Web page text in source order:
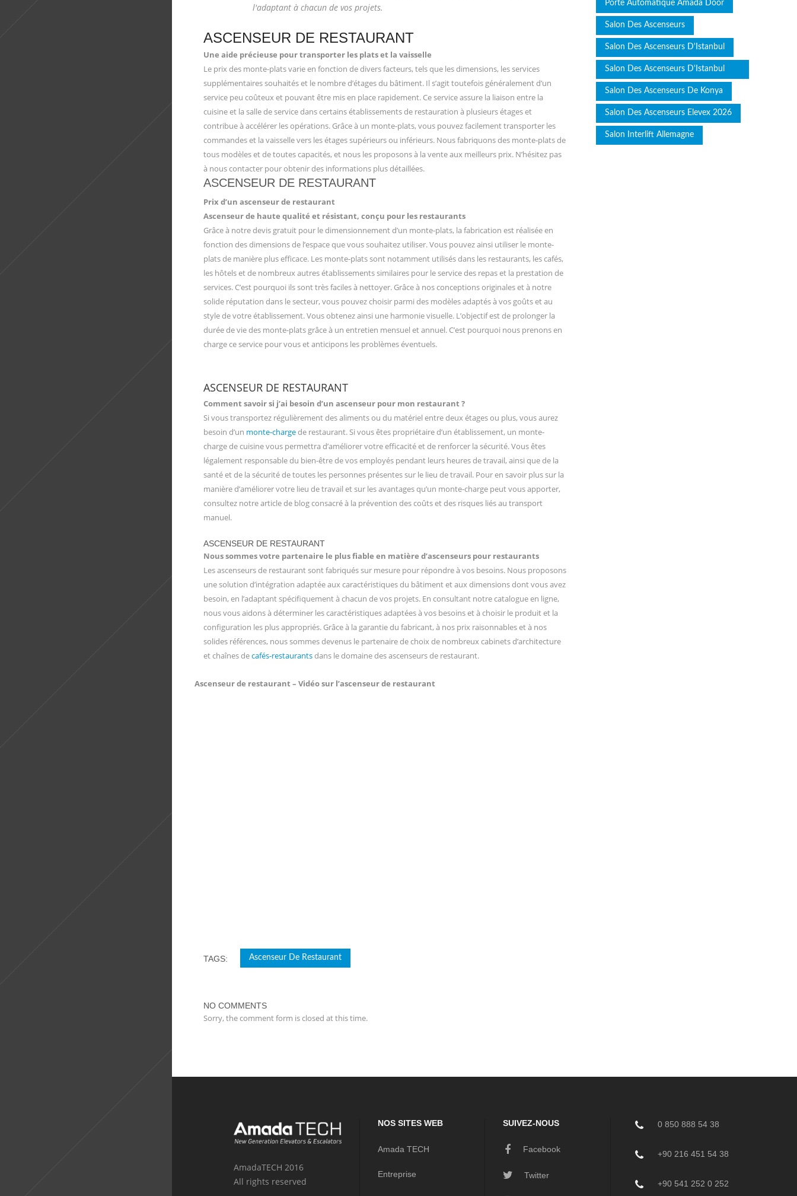
l'adaptant à chacun de vos projets.
ASCENSEUR DE RESTAURANT
Une aide précieuse pour transporter les plats et la vaisselle
Le prix des monte-plats varie en fonction de divers facteurs, tels que les dimensions, les services
supplémentaires souhaités et le nombre d’étages du bâtiment. Il s’agit toutefois généralement d’un
service peu coûteux et pouvant être mis en place rapidement. Ce service assure la liaison entre la
cuisine et la salle de service dans certains établissements de restauration à plusieurs étages et
contribue à accélérer les opérations. Grâce à un monte-plats, vous pouvez facilement transporter les
commandes et la vaisselle vers les étages supérieurs ou inférieurs. Nous fabriquons des monte-plats de
tous modèles et de toutes capacités, et nous les proposons à la vente aux meilleurs prix. N’hésitez pas
à nous contacter pour obtenir des informations plus détaillées.
ASCENSEUR DE RESTAURANT
Prix d’un ascenseur de restaurant
Ascenseur de haute qualité et résistant, conçu pour les restaurants
Grâce à notre devis gratuit pour le dimensionnement d’un monte-plats, la fabrication est réalisée en
fonction des dimensions de l’espace que vous souhaitez utiliser. Vous pouvez ainsi utiliser le monte-
plats de manière plus efficace. Les monte-plats sont notamment utilisés dans les restaurants, les cafés,
les hôtels et de nombreux autres établissements similaires pour le service des repas et la prestation de
services. C’est pourquoi ils sont très faciles à nettoyer. Grâce à nos conceptions originales et à notre
solide réputation dans le secteur, vous pouvez choisir parmi des modèles adaptés à vos goûts et au
style de votre établissement. Vous obtenez ainsi une harmonie visuelle. L’objectif est de prolonger la
durée de vie des monte-plats grâce à un entretien mensuel et annuel. C’est pourquoi nous prenons en
charge ce service pour vous et anticipons les problèmes éventuels.
ASCENSEUR DE RESTAURANT
Comment savoir si j’ai besoin d’un ascenseur pour mon restaurant ?
Si vous transportez régulièrement des aliments ou du matériel entre deux étages ou plus, vous aurez
besoin d’un monte-chargede restaurant. Si vous êtes propriétaire d’un établissement, un monte-
charge de cuisine vous permettra d’améliorer votre efficacité et de renforcer la sécurité. Vous êtes
légalement responsable du bien-être de vos employés pendant leurs heures de travail, ainsi que de la
santé et de la sécurité de toutes les personnes présentes sur le lieu de travail. Pour en savoir plus sur la
manière d’améliorer votre lieu de travail et sur les avantages qu’un monte-charge peut vous apporter,
consultez notre article de blog consacré à la prévention des coûts et des risques liés au transport
manuel.
ASCENSEUR DE RESTAURANT
Nous sommes votre partenaire le plus fiable en matière d’ascenseurs pour restaurants
Les ascenseurs de restaurant sont fabriqués sur mesure pour répondre à vos besoins. Nous proposons
une solution d’intégration adaptée aux caractéristiques du bâtiment et aux dimensions dont vous avez
besoin, en l’adaptant spécifiquement à chacun de vos projets. En consultant notre catalogue en ligne,
nous vous aidons à déterminer les caractéristiques adaptées à vos besoins et à choisir le produit et la
configuration les plus appropriés. Grâce à la garantie du fabricant, à nos prix raisonnables et à nos
solides références, nous sommes devenus le partenaire de choix de nombreux cabinets d’architecture
et chaînes decafés-restaurantsdans le domaine des ascenseurs de restaurant.
Ascenseur de restaurant – Vidéo sur l’ascenseur de restaurant
TAGS: Ascenseur De Restaurant
NO COMMENTS
Sorry, the comment form is closed at this time.
Porte Automatique Amada Door
Salon Des Ascenseurs
Salon Des Ascenseurs D'Istanbul
Salon Des Ascenseurs D'Istanbul
2025
Salon Des Ascenseurs De Konya
Salon Des Ascenseurs Elevex 2026
Salon Interlift Allemagne
AmadaTECH 2016
All rights reserved
NOS SITES WEB
Amada TECH
Entreprise
SUIVEZ-NOUS
Facebook
Twitter
0 850 888 54 38
+90 216 451 54 38
+90 541 252 0 252